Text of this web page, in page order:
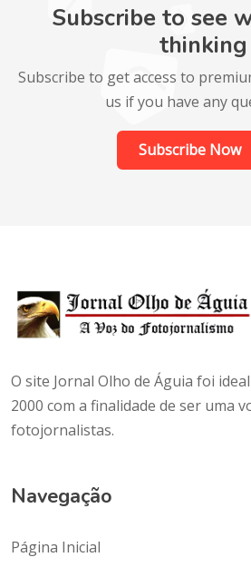
Subscribe to see
thinking
Subscribe to get access to
us if you have any
Subscribe Now
O site Jornal Olho de Águia foi
2000 com a finalidade de ser uma
fotojornalistas.
Navegação
Página Inicial